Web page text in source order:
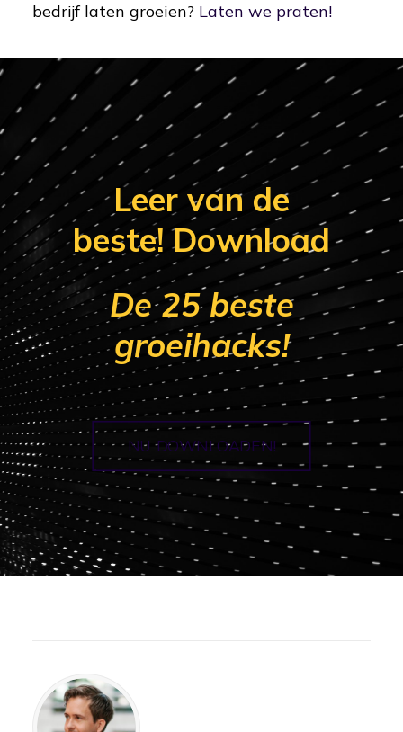
bedrijf laten groeien? Laten we praten!
Leer van de
beste! Download
De 25 beste
groeihacks!
NU DOWNLOADEN!